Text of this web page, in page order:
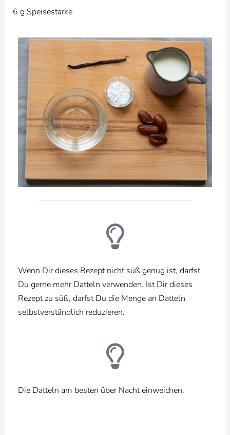
6 g Speisestärke
Wenn Dir dieses Rezept nicht süß genug ist, darfst
Du gerne mehr Datteln verwenden. Ist Dir dieses
Rezept zu süß, darfst Du die Menge an Datteln
selbstverständlich reduzieren.
Die Datteln am besten über Nacht einweichen.